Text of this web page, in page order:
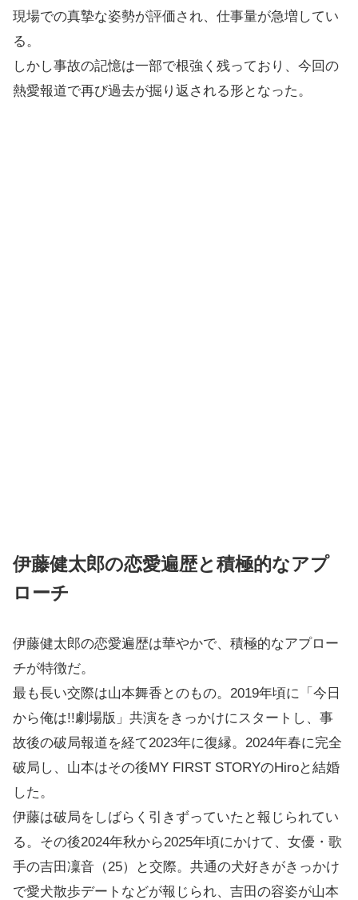
現場での真摯な姿勢が評価され、仕事量が急増してい
る。
しかし事故の記憶は一部で根強く残っており、今回の
熱愛報道で再び過去が掘り返される形となった。
伊藤健太郎の恋愛遍歴と積極的なアプ
ローチ
伊藤健太郎の恋愛遍歴は華やかで、積極的なアプロー
チが特徴だ。
最も長い交際は山本舞香とのもの。2019年頃に「今日
から俺は!!劇場版」共演をきっかけにスタートし、事
故後の破局報道を経て2023年に復縁。2024年春に完全
破局し、山本はその後MY FIRST STORYのHiroと結婚
した。
伊藤は破局をしばらく引きずっていたと報じられてい
る。その後2024年秋から2025年頃にかけて、女優・歌
手の吉田凜音（25）と交際。共通の犬好きがきっかけ
で愛犬散歩デートなどが報じられ、吉田の容姿が山本